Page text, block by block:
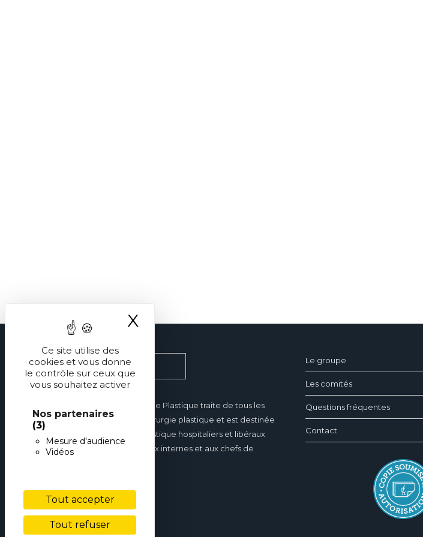
Ce site utilise des
cookies et vous donne
le contrôle sur ceux que
vous souhaitez activer
Nos partenaires
(3)
Mesure d'audience
Vidéos
Tout accepter
Tout refuser
X Masquer le bandeau des cookies
Réalités en Chirurgie Plastique traite de tous les
domaines de la chirurgie plastique et est destinée
aux chirurgiens plastique hospitaliers et libéraux
mais également aux internes et aux chefs de
Le groupe
Les comités
Questions fréquentes
Contact